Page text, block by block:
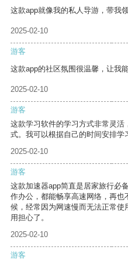
这款app就像我的私人导游，带我
2025-02-10
游客
这款app的社区氛围很温馨，让我
2025-02-10
游客
这款学习软件的学习方式非常灵
式。我可以根据自己的时间安排学
2025-02-10
游客
这款加速器app简直是居家旅行必
作办公，都能畅享高速网络，再
候，经常因为网速慢而无法正常
用担心了。
2025-02-10
游客